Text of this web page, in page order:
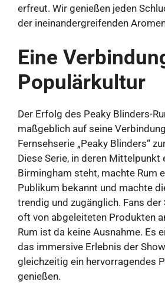
erfreut. Wir genießen jeden
der ineinandergreifenden
Eine
Populärkultur
Der Erfolg des Peaky Blinders-
maßgeblich auf seine
Fernsehserie „Peaky Blinders“
Diese Serie, in deren Mittelpunkt
Birmingham steht, machte Rum
Publikum bekannt und machte
trendig und zugänglich. Fans der
oft von abgeleiteten Produkten
Rum ist da keine Ausnahme. Es
das immersive Erlebnis der
gleichzeitig ein hervorragendes
genießen.